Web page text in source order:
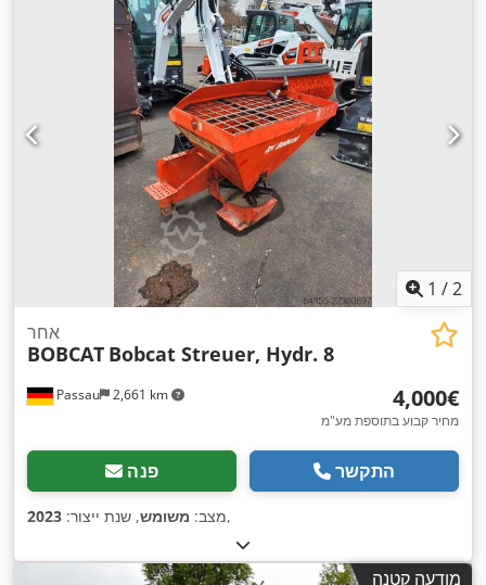
1 /2
Passau 2,661 km
אחר
BOBCAT Bobcat Streuer, Hydr. 8
‏4,000 ‏€
מחיר קבוע בתוספת מע"מ
פנה התקשר
מצב: משומש, שנת ייצור: 2023 ,
מודעה קטנה